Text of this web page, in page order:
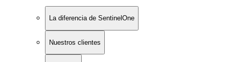
La diferencia de SentinelOne
Nuestros clientes